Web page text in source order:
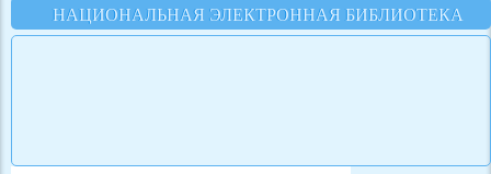
НАЦИОНАЛЬНАЯ ЭЛЕКТРОННАЯ БИБЛИОТЕКА